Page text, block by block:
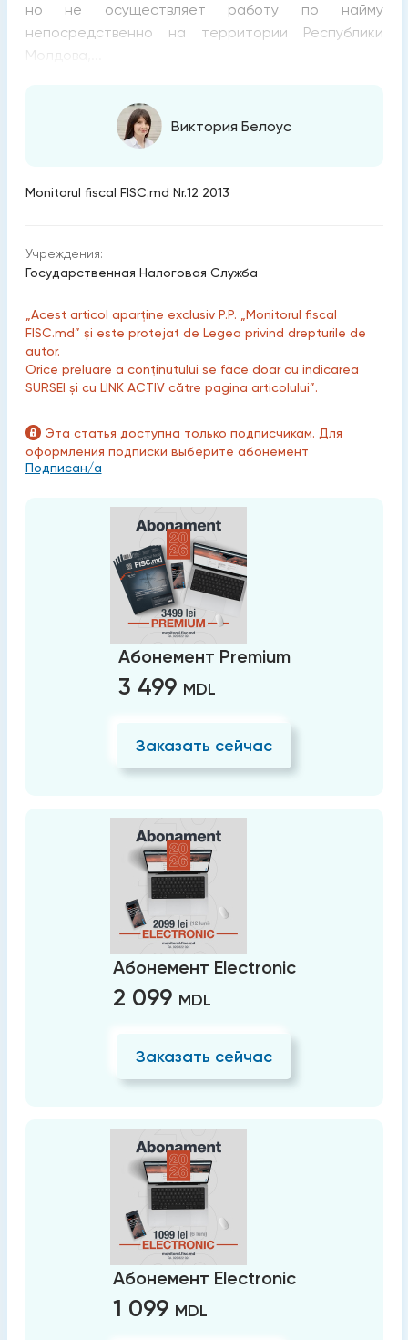
но не осуществляет работу по найму
непосредственно на территории Республики
Молдова,...
Виктория Белоус
Monitorul fiscal FISC.md Nr.12 2013
Учреждения:
Государственная Налоговая Служба
„Acest articol aparține exclusiv P.P. „Monitorul fiscal
FISC.md” și este protejat de Legea privind drepturile de
autor.
Orice preluare a conținutului se face doar cu indicarea
SURSEI și cu LINK ACTIV către pagina articolului”.
Эта статья доступна только подписчикам. Для
оформления подписки выберите абонемент
Подписан/а
Абонемент Premium
3 499 MDL
Заказать сейчас
Абонемент Electronic
2 099 MDL
Заказать сейчас
Абонемент Electronic
1 099 MDL